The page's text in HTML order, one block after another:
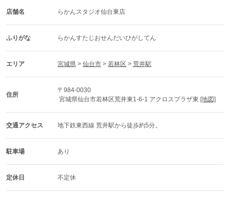
店舗名 らかんスタジオ仙台東店
ふりがな らかんすたじおせんだいひがしてん
エリア 宮城県 > 仙台市 > 若林区 > 荒井駅
住所
〒984-0030
宮城県仙台市若林区荒井東1-6-1 アクロスプラザ東 [地図]
交通アクセス 地下鉄東西線 荒井駅から徒歩約5分。
駐車場 あり
定休日 不定休